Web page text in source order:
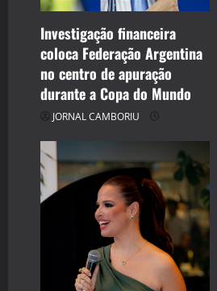
Investigação financeira
coloca Federação Argentina
no centro de apuração
durante a Copa do Mundo
JORNAL CAMBORIU